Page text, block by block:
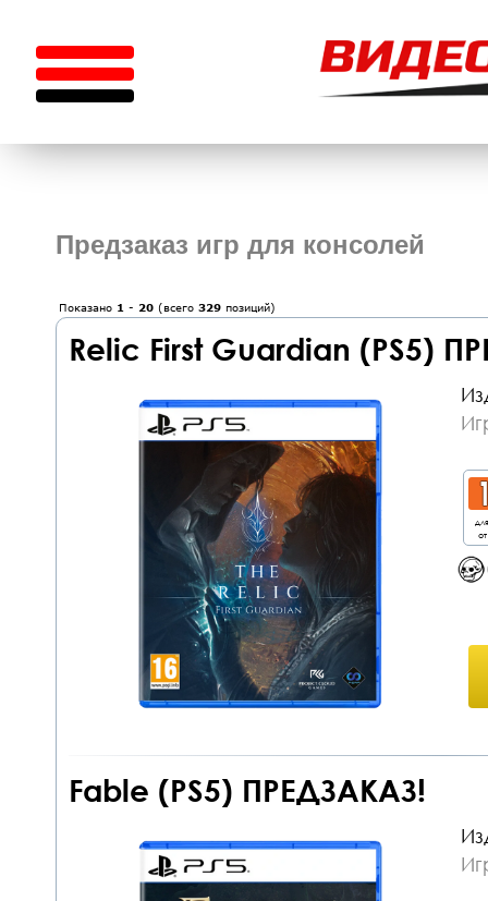
Предзаказ игр для консолей
Показано 1 - 20 (всего 329 позиций)
Relic First Guardian (PS5)
Fable (PS5) ПРЕДЗАКАЗ!